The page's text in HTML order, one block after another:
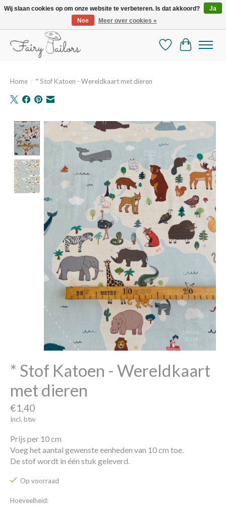
De mooiste online selectie stoffen en mercerie
Verlanglijst
Home / * Stof Katoen - Wereldkaart met dieren
Product image slideshow Items
* Stof Katoen - Wereldkaart
met dieren
€1,40
Incl. btw
Prijs per 10 cm
Voeg het aantal gewenste eenheden van 10 cm toe.
De stof wordt in één stuk geleverd.
Op voorraad
Hoeveelheid:
Wij slaan cookies op om onze website te verbeteren. Is dat akkoord?
Ja
Nee
Meer over cookies »